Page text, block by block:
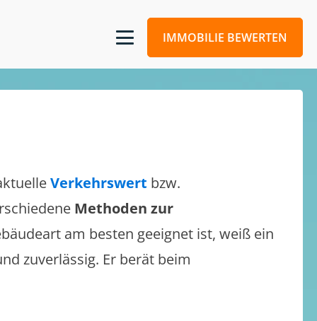
IMMOBILIE BEWERTEN
Verkehrswert bzw.
Methoden zur
am besten geeignet ist, weiß ein
zuverlässig. Er berät beim